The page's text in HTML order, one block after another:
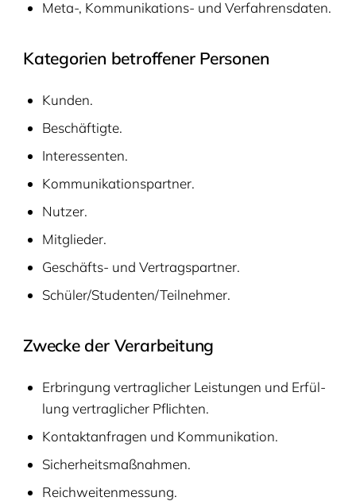
Meta-, Kom­mu­ni­ka­ti­ons- und Verfahrensdaten.
Kate­go­rien betrof­fe­ner Personen
Kun­den.
Beschäf­tig­te.
Inter­es­sen­ten.
Kom­mu­ni­ka­ti­ons­part­ner.
Nut­zer.
Mit­glie­der.
Geschäfts- und Vertragspartner.
Schüler/​Studenten/​Teil­neh­mer.
Zwe­cke der Verarbeitung
Erbrin­gung ver­trag­li­cher Leis­tun­gen und Erfül­
lung ver­trag­li­cher Pflichten.
Kon­takt­an­fra­gen und Kommunikation.
Sicher­heits­maß­nah­men.
Reich­wei­ten­mes­sung.